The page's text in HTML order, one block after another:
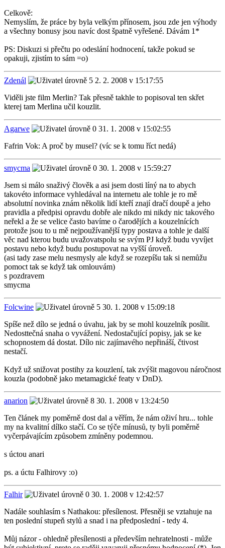
Celkově:
Nemyslím, že práce by byla velkým přínosem, jsou zde jen výhody
a všechny bonusy jsou navíc dost špatně vyřešené. Dávám 1*
PS: Diskuzi si přečtu po odeslání hodnocení, takže pokud se
opakuji, zjistím to sám =o)
Zdenál
2. 2. 2008 v 15:17:55
Viděli jste film Merlin? Tak přesně takhle to popisoval ten skřet
kterej tam Merlina učil kouzlit.
Agarwe
31. 1. 2008 v 15:02:55
Fafrin Vok: A proč by musel? (víc se k tomu říct nedá)
smycma
30. 1. 2008 v 15:59:27
Jsem si málo snaživý člověk a asi jsem dosti líný na to abych
takovéto informace vyhledával na internetu ale tohle je ro mě
absolutní novinka znám několik lidí kteří znají dračí doupě a jeho
pravidla a předpisi opravdu dobře ale nikdo mi nikdy nic takového
neřekl a že se velice často bavíme o čarodějích a kouzelnících
protože jsou to u mě nejpoužívanější typy postava a tohle je další
věc nad kterou budu uvažovatspolu se svým PJ když budu vyvíjet
postavu nebo když budu postupovat na vyšší úroveň.
(asi tady zase melu nesmysly ale když se rozepíšu tak si nemůžu
pomoct tak se když tak omlouvám)
s pozdravem
smycma
Folcwine
30. 1. 2008 v 15:09:18
Spíše než dílo se jedná o úvahu, jak by se mohl kouzelník posílit.
Nedosttečná snaha o vyvážení. Nedostačující popisy, jak se ke
schopnostem dá dostat. Dílo nic zajímavého nepřináší, čtivost
nestačí.
Když už snižovat postihy za kouzlení, tak zvýšit magovou náročnost
kouzla (podobně jako metamagické featy v DnD).
anarion
30. 1. 2008 v 13:24:50
Ten článek my poměrně dost dal a věřím, že nám oživí hru... tohle
my na kvalitní dílko stačí. Co se týče mínusů, ty byli poměrně
vyčerpávajícím způsobem zmíněny podemnou.
s úctou anari
ps. a úctu Falhirovy :o)
Falhir
30. 1. 2008 v 12:42:57
Nadále souhlasím s Nathakou: přesílenost. Přesněji se vztahuje na
ten poslední stupeň stylů a snad i na předposlední - tedy 4.
Můj názor - ohledně přesílenosti a především nehratelnosti - může